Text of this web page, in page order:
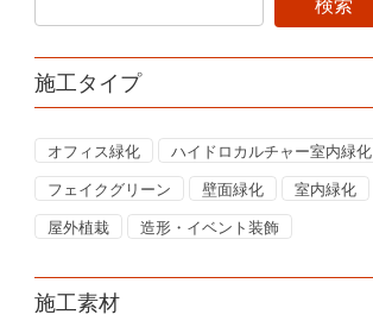
施工タイプ
オフィス緑化 ハイドロカルチャー室内緑化
フェイクグリーン 壁面緑化 室内緑化
屋外植栽 造形・イベント装飾
施工素材